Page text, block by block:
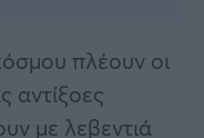
πλέουν οι
αντίξοες
με λεβεντιά